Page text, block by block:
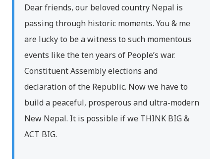
Dear friends, our beloved country Nepal is
passing through historic moments. You & me
are lucky to be a witness to such momentous
events like the ten years of People’s war.
Constituent Assembly elections and
declaration of the Republic. Now we have to
build a peaceful, prosperous and ultra-modern
New Nepal. It is possible if we THINK BIG &
ACT BIG.